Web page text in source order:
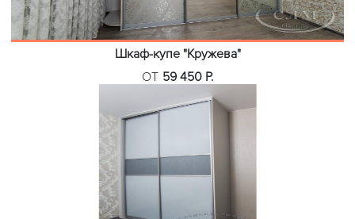
Шкаф-купе "Кружева"
ОТ 59 450 Р.